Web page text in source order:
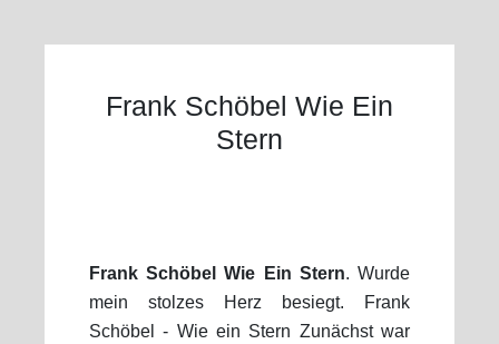
Frank Schöbel Wie Ein
Stern
Frank Schöbel Wie Ein Stern. Wurde
mein stolzes Herz besiegt. Frank
Schöbel - Wie ein Stern Zunächst war